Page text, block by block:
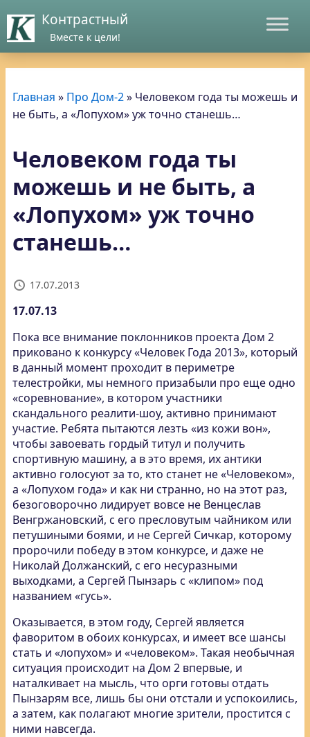
Контрастный
Вместе к цели!
Главная » Про Дом-2» Человеком года ты можешь и
не быть, а «Лопухом» уж точно станешь…
Человеком года ты
можешь и не быть, а
«Лопухом» уж точно
станешь…
17.07.2013
17.07.13
Пока все внимание поклонников проекта Дом 2
приковано к конкурсу «Человек Года 2013», который
в данный момент проходит в периметре
телестройки, мы немного призабыли про еще одно
«соревнование», в котором участники
скандального реалити-шоу, активно принимают
участие. Ребята пытаются лезть «из кожи вон»,
чтобы завоевать гордый титул и получить
спортивную машину, а в это время, их антики
активно голосуют за то, кто станет не «Человеком»,
а «Лопухом года» и как ни странно, но на этот раз,
безоговорочно лидирует вовсе не Венцеслав
Венгржановский, с его пресловутым чайником или
петушиными боями, и не Сергей Сичкар, которому
пророчили победу в этом конкурсе, и даже не
Николай Должанский, с его несуразными
выходками, а Сергей Пынзарь с «клипом» под
названием «гусь».
Оказывается, в этом году, Сергей является
фаворитом в обоих конкурсах, и имеет все шансы
стать и «лопухом» и «человеком». Такая необычная
ситуация происходит на Дом 2 впервые, и
наталкивает на мысль, что орги готовы отдать
Пынзарям все, лишь бы они отстали и успокоились,
а затем, как полагают многие зрители, простится с
ними навсегда.